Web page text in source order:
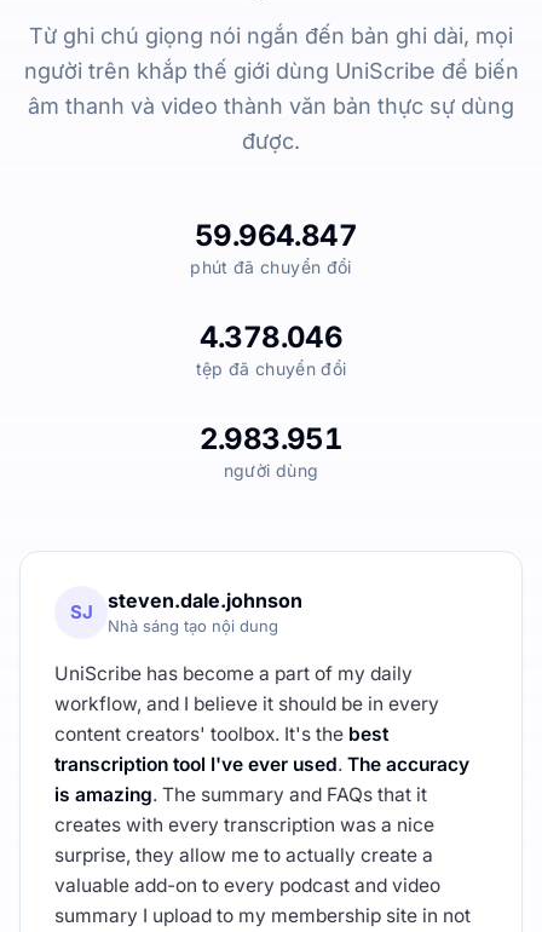
Từ ghi chú giọng nói ngắn đến bản ghi dài, mọi
người trên khắp thế giới dùng UniScribe để biến
âm thanh và video thành văn bản thực sự dùng
được.
59.964.847
phút đã chuyển đổi
4.378.046
tệp đã chuyển đổi
2.983.951
người dùng
SJ steven.dale.johnson
Nhà sáng tạo nội dung
UniScribe has become a part of my daily
workflow, and I believe it should be in every
content creators' toolbox. It's the best
transcription tool I've ever used. The accuracy
is amazing. The summary and FAQs that it
creates with every transcription was a nice
surprise, they allow me to actually create a
valuable add-on to every podcast and video
summary I upload to my membership site in not